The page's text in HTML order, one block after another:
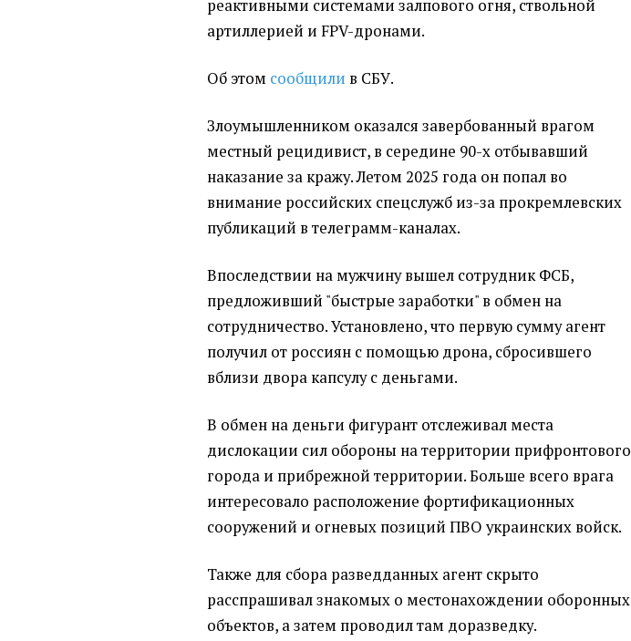
реактивными системами залпового огня, ствольной
артиллерией и FPV-дронами.
Об этом сообщили в СБУ.
Злоумышленником оказался завербованный врагом
местный рецидивист, в середине 90-х отбывавший
наказание за кражу. Летом 2025 года он попал во
внимание российских спецслужб из-за прокремлевских
публикаций в телеграмм-каналах.
Впоследствии на мужчину вышел сотрудник ФСБ,
предложивший "быстрые заработки" в обмен на
сотрудничество. Установлено, что первую сумму агент
получил от россиян с помощью дрона, сбросившего
вблизи двора капсулу с деньгами.
В обмен на деньги фигурант отслеживал места
дислокации сил обороны на территории прифронтового
города и прибрежной территории. Больше всего врага
интересовало расположение фортификационных
сооружений и огневых позиций ПВО украинских войск.
Также для сбора разведданных агент скрыто
расспрашивал знакомых о местонахождении оборонных
объектов, а затем проводил там доразведку.